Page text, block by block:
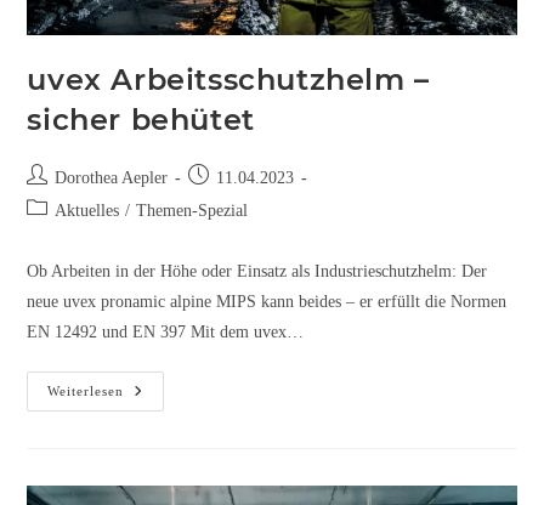
uvex Arbeitsschutzhelm –
sicher behütet
Dorothea Aepler
11.04.2023
Aktuelles / Themen-Spezial
Ob Arbeiten in der Höhe oder Einsatz als Industrieschutzhelm: Der
neue uvex pronamic alpine MIPS kann beides – er erfüllt die Normen
EN 12492 und EN 397 Mit dem uvex…
Weiterlesen